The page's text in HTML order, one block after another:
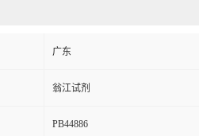
广东
翁江试剂
PB44886